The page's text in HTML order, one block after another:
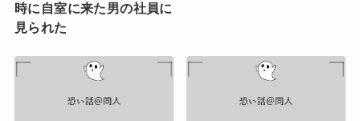
時に自室に来た男の社員に
見られた